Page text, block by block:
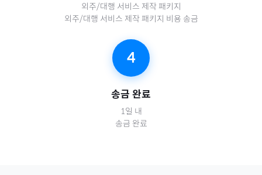
외주/대행 서비스 제작 패키지
외주/대행 서비스 제작 패키지 비용 송금
4
송금 완료
1일 내
송금 완료